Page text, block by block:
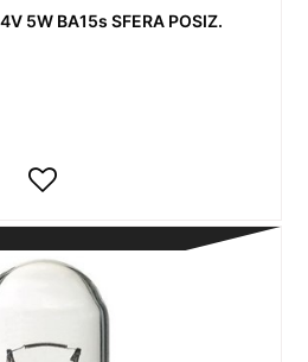
5W BA15s SFERA POSIZ.